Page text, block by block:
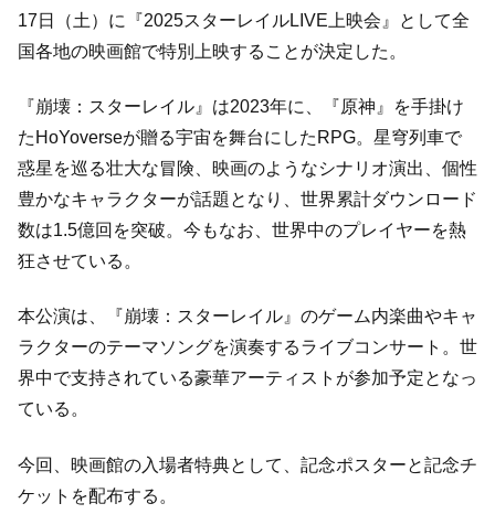
17日（土）に『2025スターレイルLIVE上映会』として全
国各地の映画館で特別上映することが決定した。
『崩壊：スターレイル』は2023年に、『原神』を手掛け
たHoYoverseが贈る宇宙を舞台にしたRPG。星穹列車で
惑星を巡る壮大な冒険、映画のようなシナリオ演出、個性
豊かなキャラクターが話題となり、世界累計ダウンロード
数は1.5億回を突破。今もなお、世界中のプレイヤーを熱
狂させている。
本公演は、『崩壊：スターレイル』のゲーム内楽曲やキャ
ラクターのテーマソングを演奏するライブコンサート。世
界中で支持されている豪華アーティストが参加予定となっ
ている。
今回、映画館の入場者特典として、記念ポスターと記念チ
ケットを配布する。